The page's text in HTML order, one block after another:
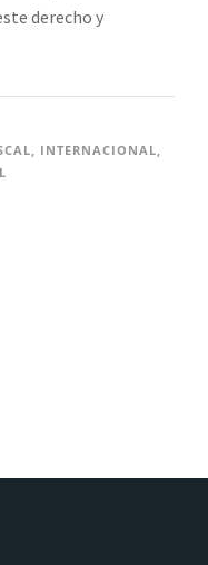
derecho y
, INTERNACIONAL,